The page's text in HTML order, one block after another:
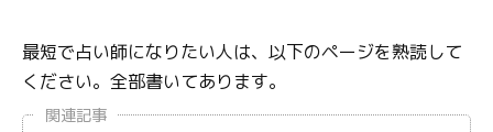
最短で占い師になりたい人は、以下のページを熟読して
ください。全部書いてあります。
関連記事